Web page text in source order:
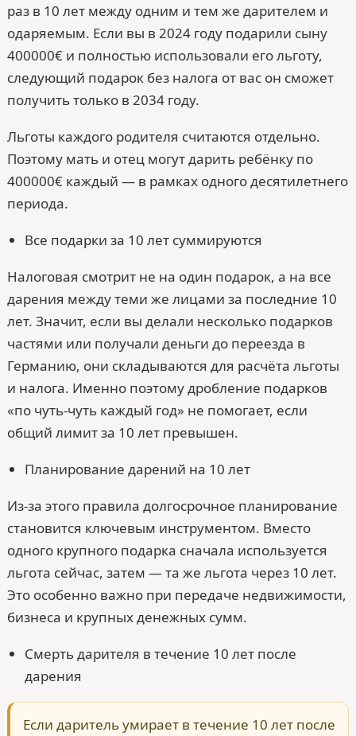
раз в 10 лет между одним и тем же дарителем и
одаряемым. Если вы в 2024 году подарили сыну
400000€ и полностью использовали его льготу,
следующий подарок без налога от вас он сможет
получить только в 2034 году.
Льготы каждого родителя считаются отдельно.
Поэтому мать и отец могут дарить ребёнку по
400000€ каждый — в рамках одного десятилетнего
периода.
Все подарки за 10 лет суммируются
Налоговая смотрит не на один подарок, а на все
дарения между теми же лицами за последние 10
лет. Значит, если вы делали несколько подарков
частями или получали деньги до переезда в
Германию, они складываются для расчёта льготы
и налога. Именно поэтому дробление подарков
«по чуть-чуть каждый год» не помогает, если
общий лимит за 10 лет превышен.
Планирование дарений на 10 лет
Из-за этого правила долгосрочное планирование
становится ключевым инструментом. Вместо
одного крупного подарка сначала используется
льгота сейчас, затем — та же льгота через 10 лет.
Это особенно важно при передаче недвижимости,
бизнеса и крупных денежных сумм.
Смерть дарителя в течение 10 лет после
дарения
Если даритель умирает в течение 10 лет после